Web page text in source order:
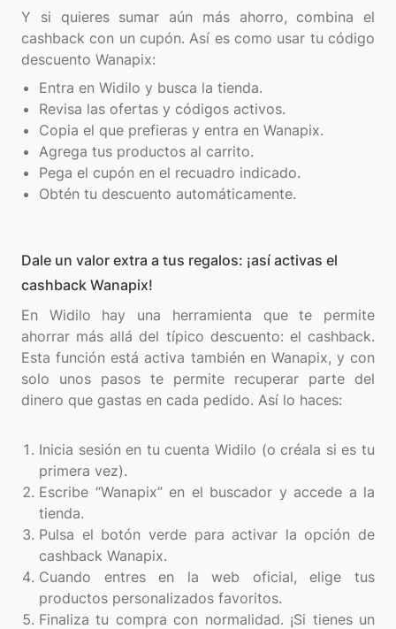
Y si quieres sumar aún más ahorro, combina el
cashback con un cupón. Así es como usar tu código
Entra en Widilo y busca la tienda.
Revisa las ofertas y códigos activos.
Copia el que prefieras y entra en Wanapix.
Agrega tus productos al carrito.
Pega el cupón en el recuadro indicado.
Obtén tu descuento automáticamente.
Dale un valor extra a tus regalos: ¡así activas el
cashback Wanapix!
En Widilo hay una herramienta que te permite
ahorrar más allá del típico descuento: el cashback.
Esta función está activa también en Wanapix, y con
solo unos pasos te permite recuperar parte del
dinero que gastas en cada pedido. Así lo haces:
Inicia sesión en tu cuenta Widilo (o créala si es tu
primera vez).
Escribe “Wanapix” en el buscador y accede a la
tienda.
Pulsa el botón verde para activar la opción de
cashback Wanapix.
Cuando entres en la web oficial, elige tus
productos personalizados favoritos.
Finaliza tu compra con normalidad. ¡Si tienes un